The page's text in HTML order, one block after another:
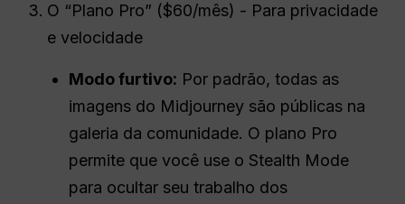
O “Plano Pro” ($60/mês) - Para privacidade
e velocidade
Modo furtivo: Por padrão, todas as
imagens do Midjourney são públicas na
galeria da comunidade. O plano Pro
permite que você use o Stealth Mode
para ocultar seu trabalho dos